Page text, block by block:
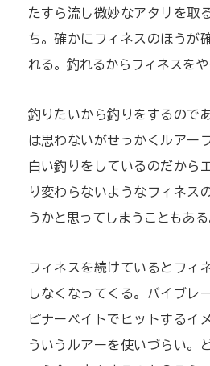
たすら流し微妙なアタリを取
ち。確かにフィネスのほうが
れる。釣れるからフィネスをや
釣りたいから釣りをするので
は思わないがせっかくルアー
白い釣りをしているのだから
り変わらないようなフィネス
うかと思ってしまうこともある
フィネスを続けているとフィ
しなくなってくる。バイブレ
ピナーベイトでヒットするイ
ういうルアーを使いづらい。